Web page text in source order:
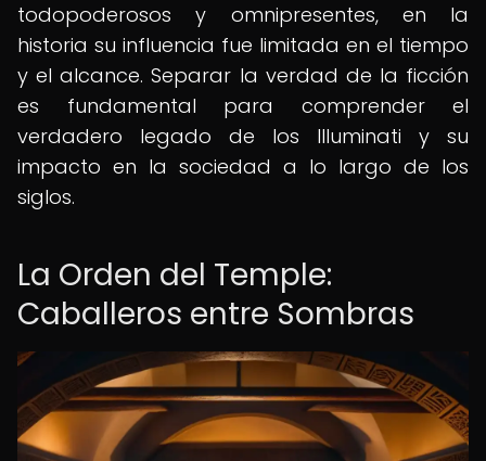
todopoderosos y omnipresentes, en la
historia su influencia fue limitada en el tiempo
y el alcance. Separar la verdad de la ficción
es fundamental para comprender el
verdadero legado de los Illuminati y su
impacto en la sociedad a lo largo de los
siglos.
La Orden del Temple:
Caballeros entre Sombras